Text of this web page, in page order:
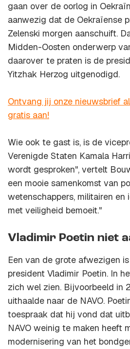
gaan over de oorlog in
aanwezig dat de Oekraïense
Zelenski morgen aanschuift.
Midden-Oosten onderwerp
daarover te praten is de
Yitzhak Herzog uitgenodigd.
Ontvang jij onze nieuwsbrief
gratis aan!
Wie ook te gast is, is de
Verenigde Staten Kamala
wordt gesproken", vertelt
een mooie samenkomst van
wetenschappers, militairen en
met veiligheid bemoeit."
Vladimir Poetin niet
Een van de grote afwezigen
president Vladimir Poetin. In
zich wel zien. Bijvoorbeeld in
uithaalde naar de NAVO.
toespraak dat hij vond dat
NAVO weinig te maken heeft
modernisering van het